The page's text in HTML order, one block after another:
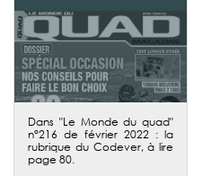
Dans "Le Monde du quad"
n°216 de février 2022 : la
rubrique du Codever, à lire
page 80.